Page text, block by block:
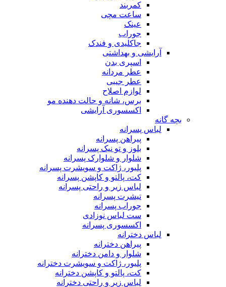
کمربند
ساعت مچی
عینک
جوراب
جاکلیدی و فندک
آرایشی و بهداشتی
اسپری بدن
عطر مردانه
عطر جیبی
لوازم اصلاح
برس، شانه و حالت دهنده مو
اکسسوری آرایشی
بچه گانه
لباس پسرانه
پیراهن پسرانه
بلوز و تو نیک پسرانه
شلوار و شلوارک پسرانه
پلیور، ژاکت و سویشرت پسرانه
کت، پالتو و کاپشن پسرانه
لباس زیر و راحتی پسرانه
تیشرت پسرانه
جوراب پسرانه
ست لباس نوزادی
اکسسوری پسرانه
لباس دخترانه
پیراهن دخترانه
شلوار و دامن دخترانه
پلیور، ژاکت و سویشرت دخترانه
کت، پالتو و کاپشن دخترانه
لباس زیر و راحتی دخترانه